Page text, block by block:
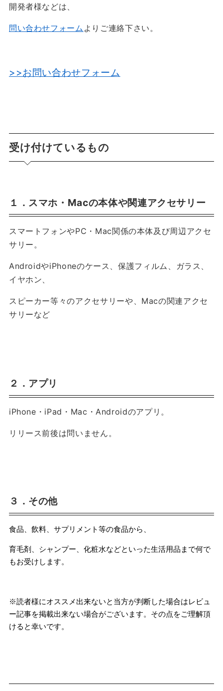
開発者様などは、
問い合わせフォーム よりご連絡下さい。
>>お問い合わせフォーム
受け付けているもの
１．スマホ・Macの本体や関連アクセサリー
スマートフォンやPC・Mac関係の本体及び周辺アクセ
サリー。
AndroidやiPhoneのケース、保護フィルム、ガラス、
イヤホン、
スピーカー等々のアクセサリーや、Macの関連アクセ
サリーなど
２．アプリ
iPhone・iPad・Mac・Androidのアプリ。
リリース前後は問いません。
３．その他
食品、飲料、サプリメント等の食品から、
育毛剤、シャンプー、化粧水などといった生活用品まで何で
もお受けします。
※読者様にオススメ出来ないと当方が判断した場合はレビュ
ー記事を掲載出来ない場合がございます。その点をご理解頂
けると幸いです。